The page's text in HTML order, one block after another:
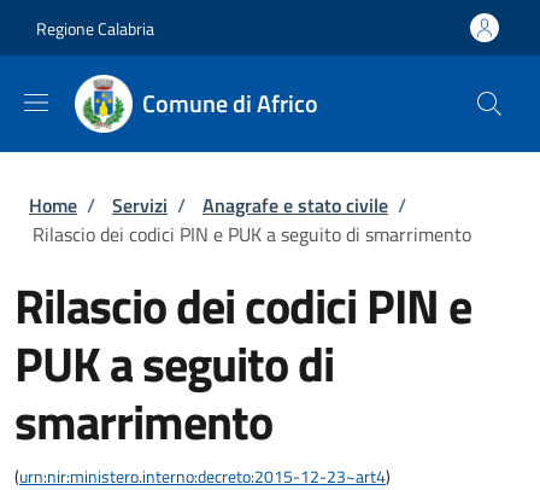
Regione Calabria
Comune di Africo
Briciole di pane
Home / Servizi / Anagrafe e stato civile /
Rilascio dei codici PIN e PUK a seguito di smarrimento
Rilascio dei codici PIN e
PUK a seguito di
smarrimento
(urn:nir:ministero.interno:decreto:2015-12-23~art4)